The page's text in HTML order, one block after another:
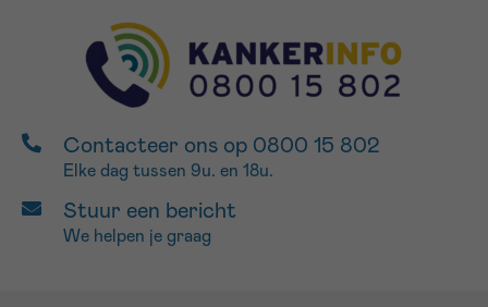
Contacteer ons op 0800 15 802
Elke dag tussen 9u. en 18u.
Stuur een bericht
We helpen je graag